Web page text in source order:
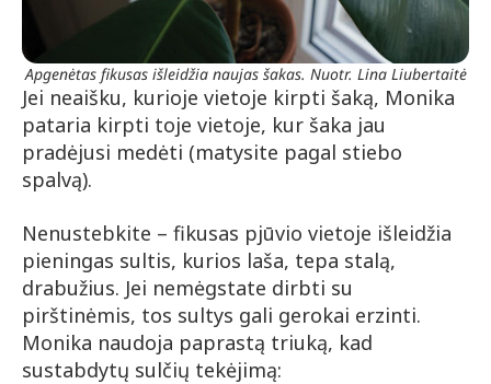
Apgenėtas fikusas išleidžia naujas šakas. Nuotr. Lina Liubertaitė
Jei neaišku, kurioje vietoje kirpti šaką, Monika
pataria kirpti toje vietoje, kur šaka jau
pradėjusi medėti (matysite pagal stiebo
spalvą).
Nenustebkite – fikusas pjūvio vietoje išleidžia
pieningas sultis, kurios laša, tepa stalą,
drabužius. Jei nemėgstate dirbti su
pirštinėmis, tos sultys gali gerokai erzinti.
Monika naudoja paprastą triuką, kad
sustabdytų sulčių tekėjimą: